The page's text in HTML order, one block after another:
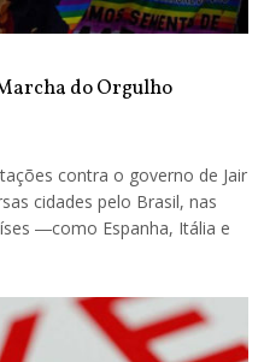
do Orgulho
contra o governo de Jair
cidades pelo Brasil, nas
―como Espanha, Itália e